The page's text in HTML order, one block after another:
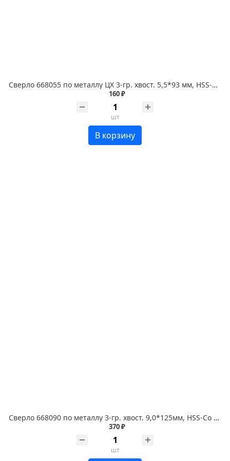
Сверло 668055 по металлу ЦХ 3-гр. хвост. 5,5*93 мм, HSS-Co P6M5K5 1 шт. RENNBOHR COBALT CARD
160 ₽
шт
В корзину
Сверло 668090 по металлу 3-гр. хвост. 9,0*125мм, HSS-Co P6M5K5 1 шт. RENNBOHR COBALT CARD
370 ₽
шт